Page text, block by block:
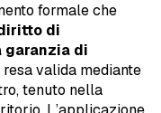
formale che
di
garanzia di
valida mediante
tenuto nella